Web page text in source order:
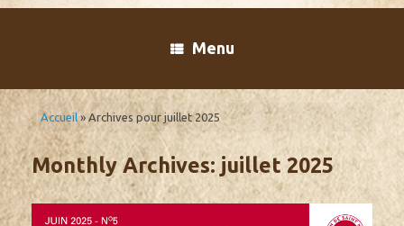
Menu
Accueil » Archives pour juillet 2025
Monthly Archives: juillet 2025